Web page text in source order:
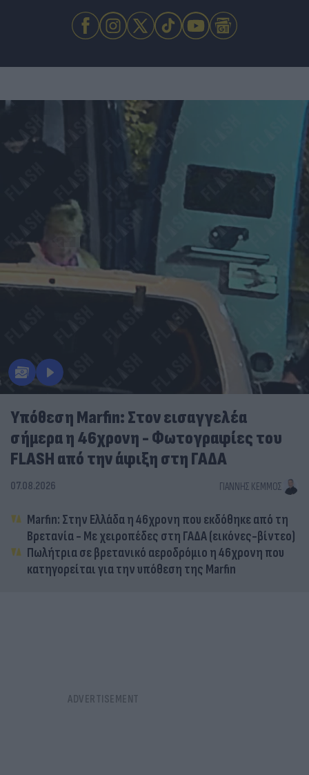
Υπόθεση Marfin: Στον εισαγγελέα
σήμερα η 46χρονη - Φωτογραφίες του
FLASH από την άφιξη στη ΓΑΔΑ
07.08.2026 ΓΙΆΝΝΗΣ ΚΈΜΜΟΣ
Marfin: Στην Ελλάδα η 46χρονη που εκδόθηκε από τη
Βρετανία - Με χειροπέδες στη ΓΑΔΑ (εικόνες-βίντεο)
Πωλήτρια σε βρετανικό αεροδρόμιο η 46χρονη που
κατηγορείται για την υπόθεση της Marfin